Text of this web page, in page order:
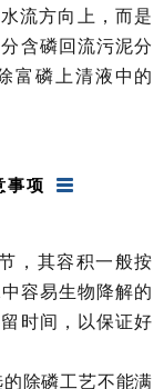
流方向上，而是
含磷回流污泥分
富磷上清液中的
事项
，其容积一般按
容易生物降解的
时间，以保证好
除磷工艺不能满